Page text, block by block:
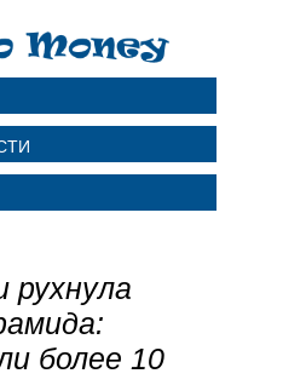
рухнула
более 10